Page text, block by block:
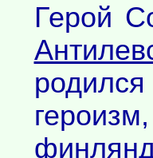
Герой